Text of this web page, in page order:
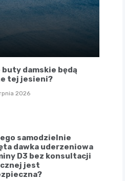
damskie będą
tej jesieni?
2026
samodzielnie
dawka uderzeniowa
D3 bez konsultacji
jest